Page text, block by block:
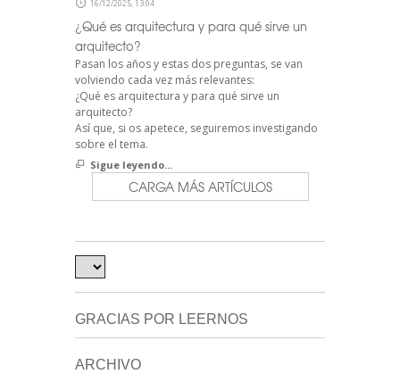
16/12/2025, 13:04
¿Qué es arquitectura y para qué sirve un
arquitecto?
Pasan los años y estas dos preguntas, se van
volviendo cada vez más relevantes:
¿Qué es arquitectura y para qué sirve un
arquitecto?
Así que, si os apetece, seguiremos investigando
sobre el tema.
Sigue leyendo...
CARGA MÁS ARTÍCULOS
GRACIAS POR LEERNOS
ARCHIVO